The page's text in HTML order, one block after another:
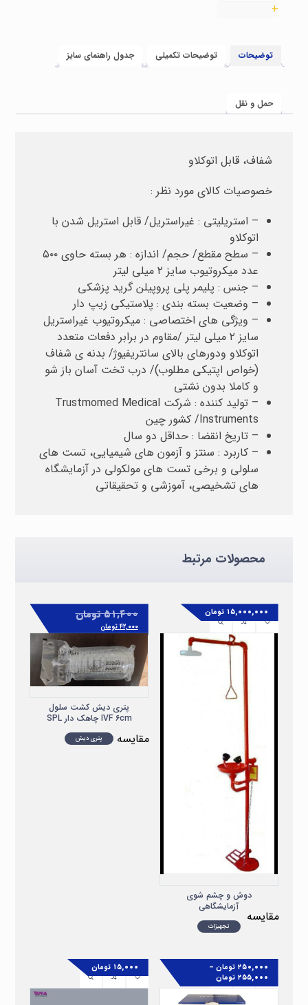
+
توضیحات توضیحات تکمیلی جدول راهنمای سایز
حمل و نقل
شفاف، قابل اتوکلاو
خصوصیات کالای مورد نظر :
– استریلیتی : غیراستریل/ قابل استریل شدن با
اتوکلاو
– سطح مقطع/ حجم/ اندازه : هر بسته حاوی ۵۰۰
عدد میکروتیوب سایز ۲ میلی لیتر
– جنس : پلیمر پلی پروپیلن گرید پزشکی
– وضعیت بسته بندی : پلاستیکی زیپ دار
– ویژگی های اختصاصی : میکروتیوب غیراستریل
سایز ۲ میلی لیتر /مقاوم در برابر دفعات متعدد
اتوکلاو ودورهای بالای سانتریفیوژ/ بدنه ی شفاف
(خواص اپتیکی مطلوب)/ درب تخت آسان باز شو
و کاملا بدون نشتی
– تولید کننده : شرکت Trustmomed Medical
Instruments/ کشور چین
– تاریخ انقضا : حداقل دو سال
– کاربرد : سنتز و آزمون های شیمیایی، تست های
سلولی و برخی تست های مولکولی در آزمایشگاه
های تشخیصی، آموزشی و تحقیقاتی
محصولات مرتبط
دوش و چشم شوی
آزمایشگاهی
تجهیزات
۱۵,۰۰۰,۰۰۰ تومان
مقایسه
پتری دیش کشت سلول
IVF ۶cm چاهک دار SPL
پتری دیش
۵۱,۴۰۰تومان
۴۲,۰۰۰ تومان
مقایسه
۲۵۰,۰۰۰ تومان –
۲۵۵,۰۰۰ تومان
۱۵,۰۰۰ تومان